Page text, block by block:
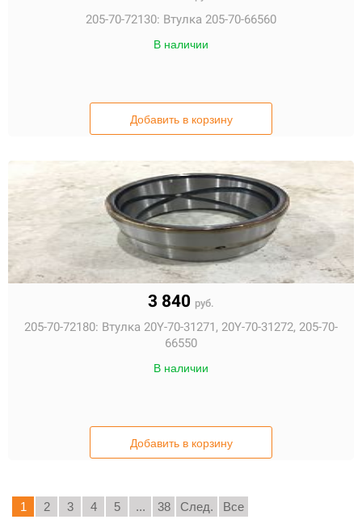
205-70-72130: Втулка 205-70-66560
В наличии
Добавить в корзину
3 840 руб.
205-70-72180: Втулка 20Y-70-31271, 20Y-70-31272, 205-70-
66550
В наличии
Добавить в корзину
1 2 3 4 5 ... 38 След. Все